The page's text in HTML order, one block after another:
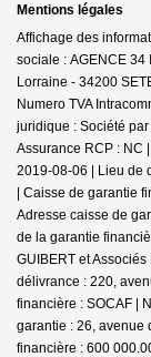
Mentions légales
Affichage des
sociale : AGENCE 34
Lorraine - 34200
Numero TVA
juridique : Société
Assurance RCP : NC |
2019-08-06 | Lieu de
| Caisse de garantie
Adresse caisse de
de la garantie
GUIBERT et
délivrance : 220,
financière : SOCAF |
garantie : 26, avenue
financière : 600